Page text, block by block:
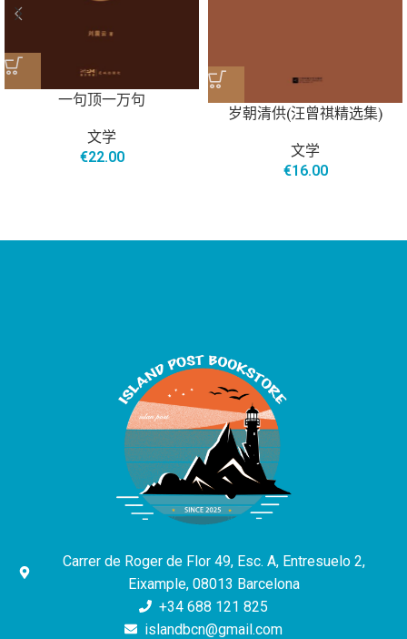
一句顶一万句
文学
€22.00
岁朝清供(汪曾祺精选集)
文学
€16.00
Carrer de Roger de Flor 49, Esc. A, Entresuelo 2,
Eixample, 08013 Barcelona
+34 688 121 825
islandbcn@gmail.com